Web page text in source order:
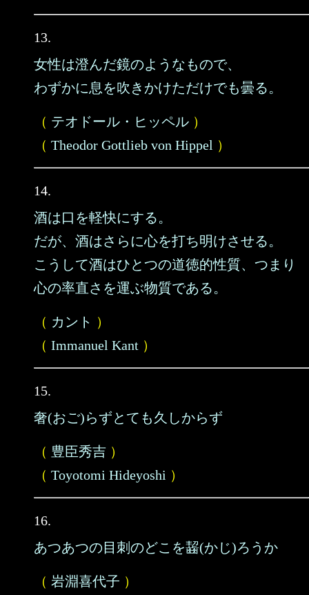
13.
女性は澄んだ鏡のようなもので、
わずかに息を吹きかけただけでも曇る。
（ テオドール・ヒッペル ）
（ Theodor Gottlieb von Hippel ）
14.
酒は口を軽快にする。
だが、酒はさらに心を打ち明けさせる。
こうして酒はひとつの道徳的性質、つまり
心の率直さを運ぶ物質である。
（ カント ）
（ Immanuel Kant ）
15.
奢(おご)らずとても久しからず
（ 豊臣秀吉 ）
（ Toyotomi Hideyoshi ）
16.
あつあつの目刺のどこを齧(かじ)ろうか
（ 岩淵喜代子 ）